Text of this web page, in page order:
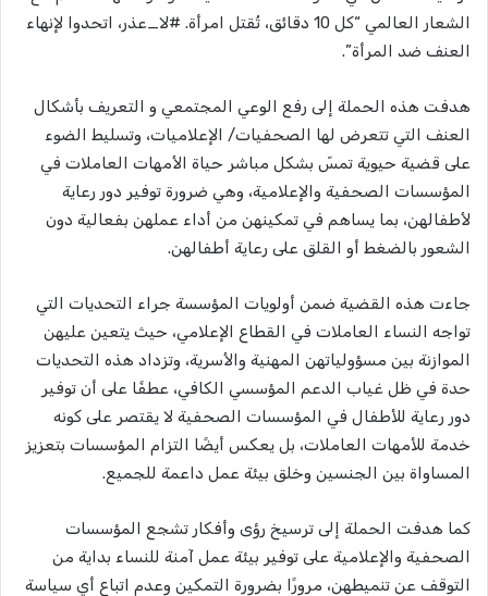
الشعار العالمي
“كل 10 دقائق، تُقتل امرأة. #لا_عذر، اتحدوا لإنهاء
العنف ضد المرأة”.
هدفت هذه الحملة إلى رفع الوعي المجتمعي و التعريف بأشكال
العنف التي تتعرض لها الصحفيات/ الإعلاميات، وتسليط الضوء
على قضية حيوية تمسّ بشكل مباشر حياة الأمهات العاملات في
المؤسسات الصحفية والإعلامية، وهي ضرورة توفير دور رعاية
لأطفالهن، بما يساهم في تمكينهن من أداء عملهن بفعالية دون
الشعور بالضغط أو القلق على رعاية أطفالهن.
جاءت هذه القضية ضمن أولويات المؤسسة جراء التحديات التي
تواجه النساء العاملات في القطاع الإعلامي، حيث يتعين عليهن
الموازنة بين مسؤولياتهن المهنية والأسرية، وتزداد هذه التحديات
حدة في ظل غياب الدعم المؤسسي الكافي، عطفًا على أن توفير
دور رعاية للأطفال في المؤسسات الصحفية لا يقتصر على كونه
خدمة للأمهات العاملات، بل يعكس أيضًا التزام المؤسسات بتعزيز
المساواة بين الجنسين وخلق بيئة عمل داعمة للجميع.
كما هدفت الحملة إلى ترسيخ رؤى وأفكار تشجع المؤسسات
الصحفية والإعلامية على توفير بيئة عمل آمنة للنساء بداية من
التوقف عن تنميطهن، مرورًا بضرورة التمكين وعدم اتباع أي سياسة